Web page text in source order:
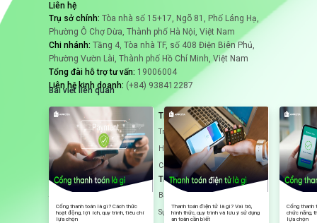
#tăng doanh thu
#tăng khách hàng
#thu hút khách hàng
Bài viết liên quan
Cổng thanh toán là gì? Cách thức
hoạt động, lợi ích, quy trình, tiêu chí
lựa chọn
Thanh toán điện tử là gì? Vai trò,
hình thức, quy trình và lưu ý sử dụng
an toàn cần biết
Cổng thanh
chức năng,
lựa chọn
Liên hệ
Trụ sở chính: Tòa nhà số 15+17, Ngõ 81, Phố Láng Hạ,
Phường Ô Chợ Dừa, Thành phố Hà Nội, Việt Nam
Chi nhánh: Tầng 4, Tòa nhà TF, số 408 Điện Biên Phủ,
Phường Vườn Lài, Thành phố Hồ Chí Minh, Việt Nam
Tổng đài hỗ trợ tư vấn: 19006004
Liên hệ kinh doanh: (+84) 938412287
Dịch vụ
Cổng thanh toán
Mua trước trả sau
Payment Link
Payment Link cho OTA (VCC)
Thanh toán QR Code
Liên kết thẻ Tokenization
Trải nghiệm
Trải nghiệm mẫu
Hướng dẫn tích hợp
Case study
Tin tức
Báo chí
Sự kiện